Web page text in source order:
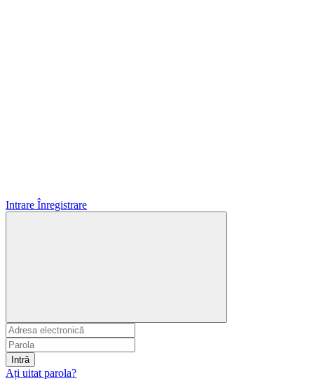
Intrare Înregistrare
Intră
Ați uitat parola?